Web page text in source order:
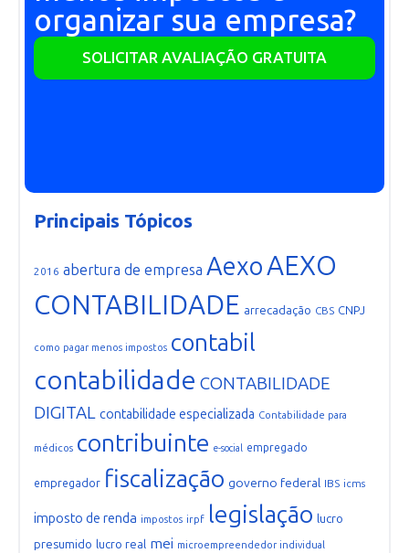
organizar sua empresa?
SOLICITAR AVALIAÇÃO GRATUITA
Principais Tópicos
2016 abertura de empresa AexoAEXO
CONTABILIDADE arrecadação CBS CNPJ
como pagar menos impostos contabil
contabilidade CONTABILIDADE
DIGITAL contabilidade especializada Contabilidade para
médicos contribuinte e-social empregado
empregador fiscalização governo federal IBS icms
imposto de renda impostos irpf legislação lucro
presumido lucro real mei microempreendedor individual